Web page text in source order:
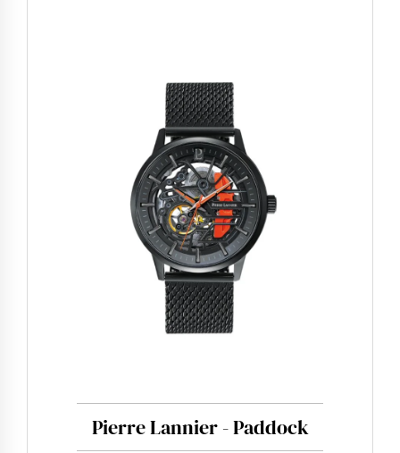
Pierre Lannier - Paddock